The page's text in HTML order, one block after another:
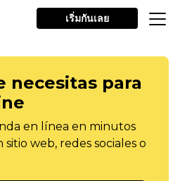
เริ่มกันเลย
necesitas para
en línea en minutos
web, redes sociales o